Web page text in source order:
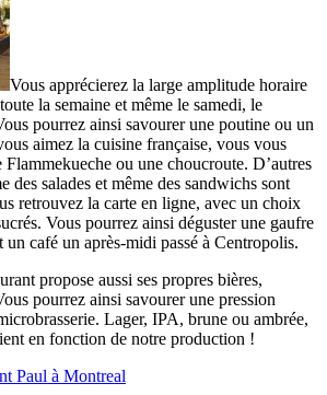
Vous apprécierez la large amplitude horaire
la semaine et même le samedi, le
pourrez ainsi savourer une poutine ou un
aimez la cuisine française, vous vous
Flammekueche ou une choucroute. D’autres
des salades et même des sandwichs sont
retrouvez la carte en ligne, avec un choix
Vous pourrez ainsi déguster une gaufre
café un après-midi passé à Centropolis.
propose aussi ses propres bières,
pourrez ainsi savourer une pression
Lager, IPA, brune ou ambrée,
en fonction de notre production !
Paul à Montreal